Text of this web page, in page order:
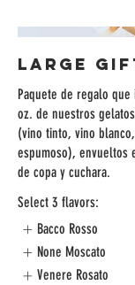
Large
Paquete de regalo
oz. de nuestros
(vino tinto, vino
espumoso), envueltos
de copa y cuchara.
Select 3 flavors:
Bacco Rosso
None Moscato
Venere Rosato